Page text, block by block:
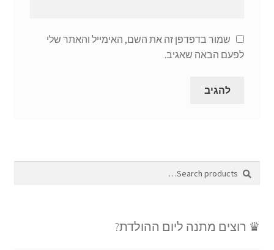
שמור בדפדפן זה את השם, האימייל והאתר שלי
לפעם הבאה שאגיב.
Search
for:
Search
♛ רוצים מתנה ליום ההולדת?